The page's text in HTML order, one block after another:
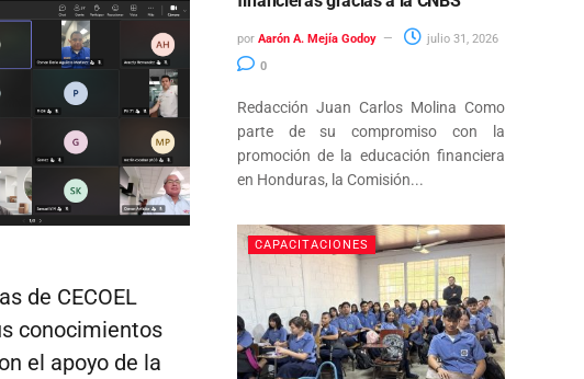
de CECOEL
conocimientos
el apoyo de la
por Aarón A. Mejía Godoy
julio 31, 2026
0
Redacción Juan Carlos Molina Como
parte de su compromiso con la
promoción de la educación financiera
en Honduras, la Comisión...
CAPACITACIONES